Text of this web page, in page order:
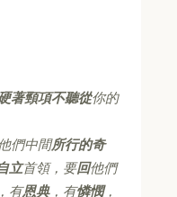
著頸項不聽從你的
們中間所行的奇
立首領，要回他們
有恩典，有憐憫，